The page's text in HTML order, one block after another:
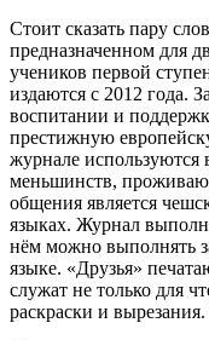
Стоит сказать пару
предназначенном для
учеников первой
издаются с 2012 года.
воспитании и
престижную
журнале
меньшинств,
общения является
языках. Журнал
нём можно выполнять
языке. «Друзья»
служат не только для
раскраски и